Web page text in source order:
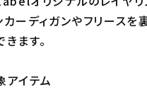
カーディガンやフリースを
ます。
イテム